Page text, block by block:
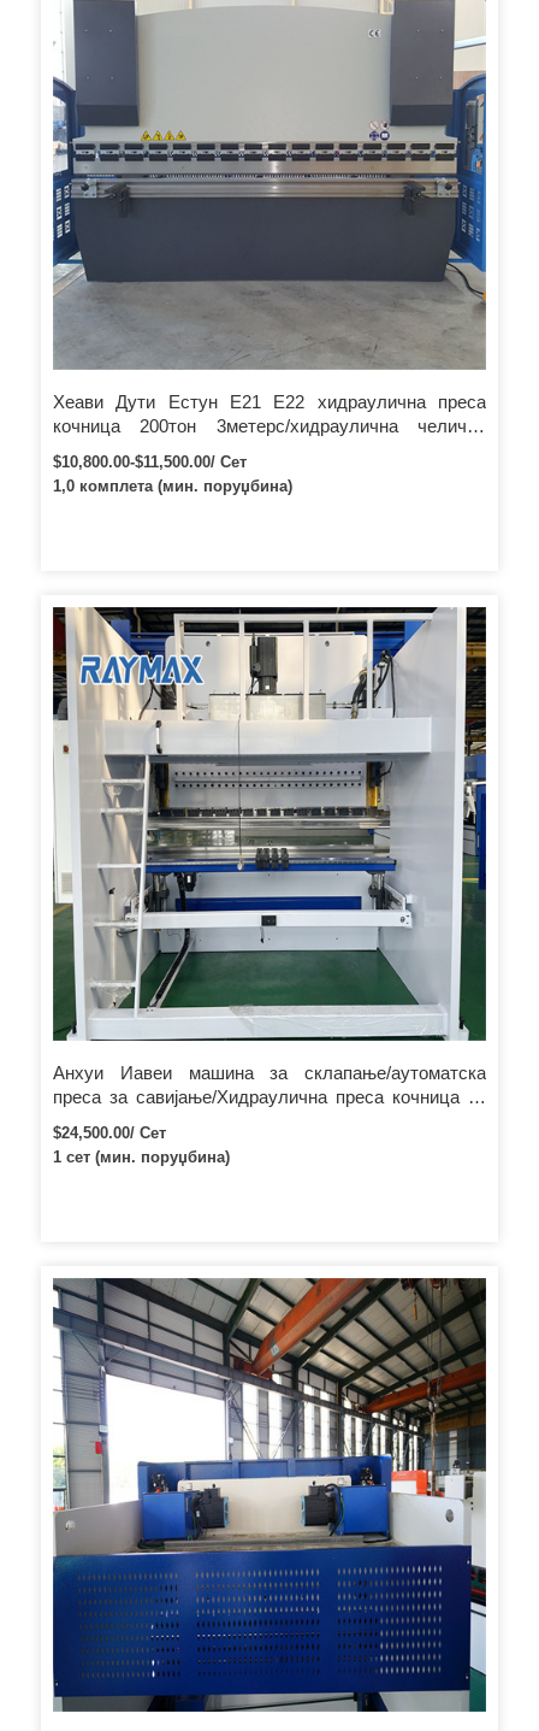
Хеави Дути Естун Е21 Е22 хидраулична преса
кочница 200тон 3метерс/хидраулична челична
машина за склапање 160тон 4мтерс/цнц
хидраулични савијач
$10,800.00-$11,500.00/ Сет
1,0 комплета (мин. поруџбина)
Анхуи Иавеи машина за склапање/аутоматска
преса за савијање/Хидраулична преса кочница за
тешке услове рада 80Т3200
$24,500.00/ Сет
1 сет (мин. поруџбина)